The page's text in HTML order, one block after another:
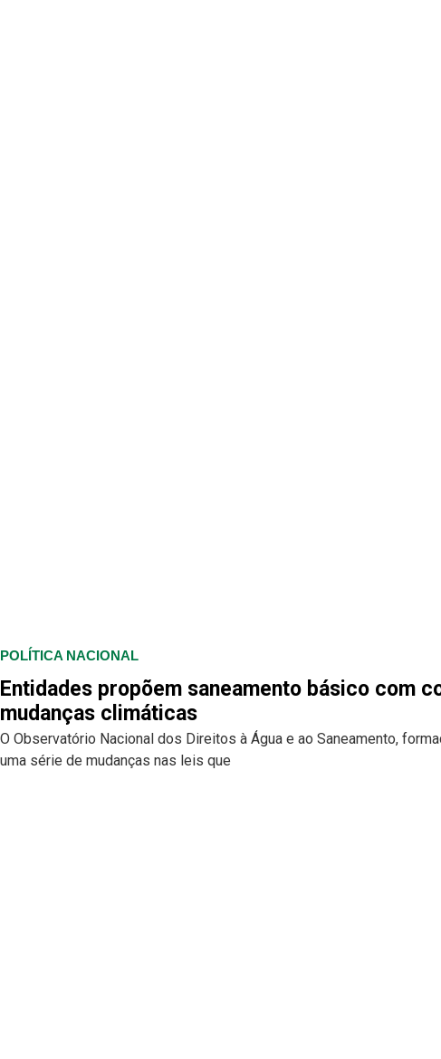
POLÍTICA NACIONAL
Entidades propõem saneamento básico com
mudanças climáticas
O Observatório Nacional dos Direitos à Água e ao Saneamento,
uma série de mudanças nas leis que